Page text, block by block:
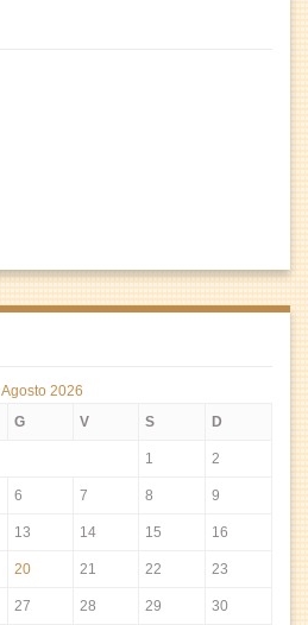
Agosto 2026
G V S D
1 2
6 7 8 9
13 14 15 16
20 21 22 23
27 28 29 30